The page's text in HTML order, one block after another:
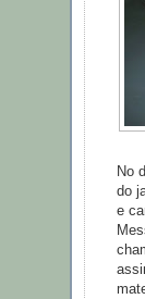
No
do
e